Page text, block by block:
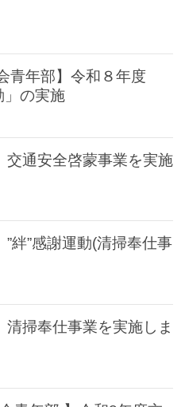
青年部】令和８年度
」の実施
交通安全啓蒙事業を実施
”絆”感謝運動(清掃奉仕事
清掃奉仕事業を実施しま